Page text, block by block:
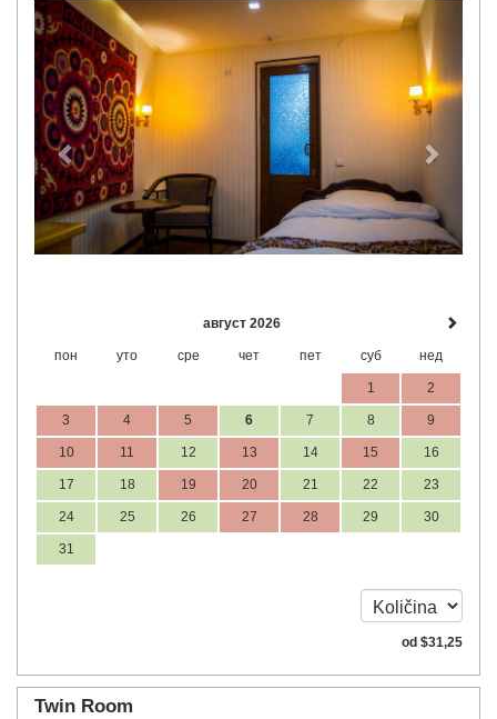
Previous
август 2026
пон уто сре чет пет суб нед
1 2
3 4 5 6 7 8 9
10 11 12 13 14 15 16
17 18 19 20 21 22 23
24 25 26 27 28 29 30
31
od $31,25
Twin Room